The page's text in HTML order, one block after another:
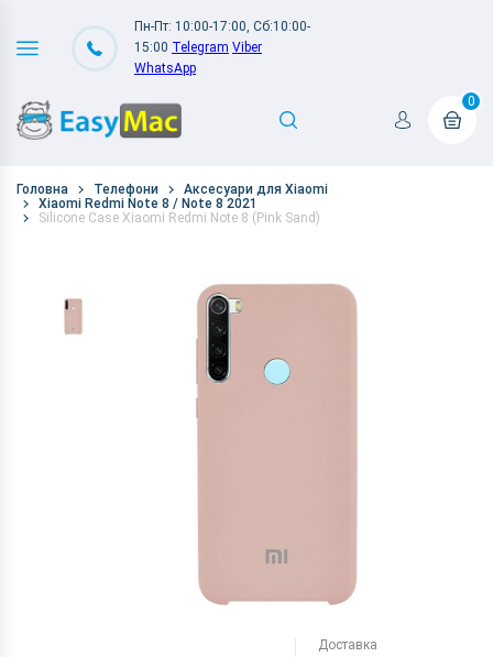
Пн-Пт: 10:00-17:00, Сб:10:00-
15:00 Telegram Viber
WhatsApp
0
Головна Телефони
Аксесуари для Xiaomi
Xiaomi Redmi Note 8 / Note 8 2021
Silicone Case Xiaomi Redmi Note 8 (Pink Sand)
Доставка